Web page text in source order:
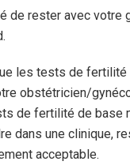
de rester avec
les tests de
obstétricien/
de fertilité de base
dans une clinique,
acceptable.